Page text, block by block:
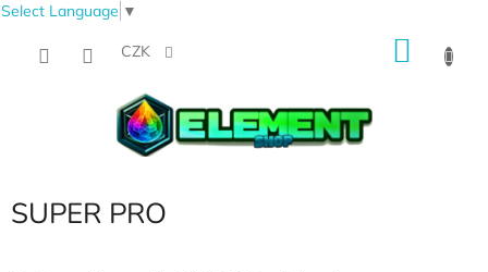
Select Language ▼
CZK
SUPER PRO